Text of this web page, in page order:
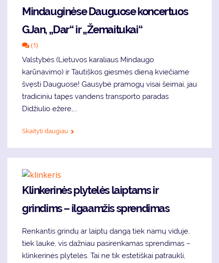
Mindauginėse Dauguose koncertuos
GJan, „Dar“ ir „Žemaitukai“
(1)
Valstybės (Lietuvos karaliaus Mindaugo
karūnavimo) ir Tautiškos giesmės dieną kviečiame
švęsti Dauguose! Gausybė pramogų visai šeimai, jau
tradiciniu tapęs vandens transporto paradas
Didžiulio ežere,...
Skaityti daugiau
Klinkerinės plytelės laiptams ir
grindims – ilgaamžis sprendimas
Renkantis grindų ar laiptų dangą tiek namų viduje,
tiek lauke, vis dažniau pasirenkamas sprendimas –
klinkerinės plytelės. Tai ne tik estetiškai patraukli,